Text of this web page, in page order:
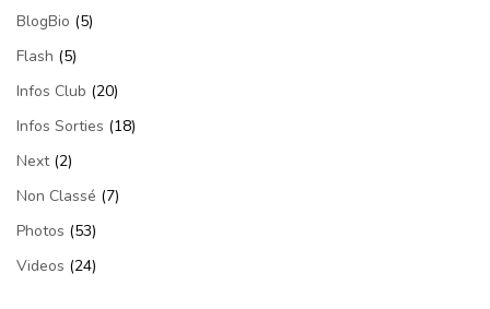
BlogBio (5)
Flash (5)
Infos Club (20)
Infos Sorties (18)
Next(2)
Non Classé (7)
Photos (53)
Videos (24)